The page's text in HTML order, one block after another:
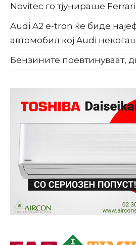
Novitec го тјунираше
Audi A2 e-tron ќе биде
автомобил кој Audi
Бензините поевтинуваат,